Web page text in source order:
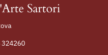
Sartori